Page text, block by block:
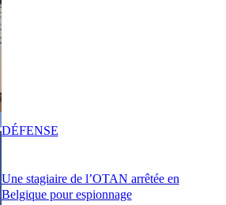
Une stagiaire de l’OTAN arrêtée en
Belgique pour espionnage
DÉFENSE